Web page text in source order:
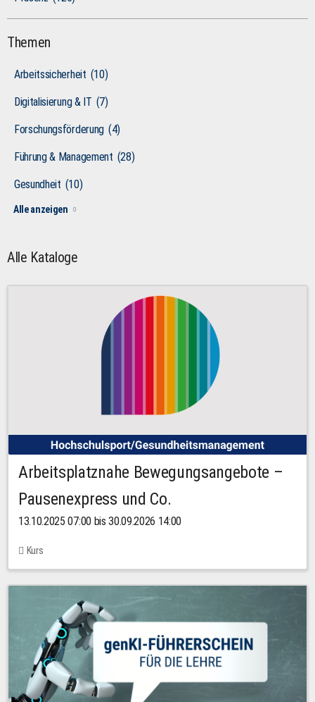
Themen
Arbeitssicherheit (10)
Digitalisierung & IT (7)
Forschungsförderung (4)
Führung & Management (28)
Gesundheit (10)
Alle anzeigen
Alle Kataloge
Arbeitsplatznahe Bewegungsangebote –
Pausenexpress und Co.
13.10.2025 07:00 bis 30.09.2026 14:00
Kurs